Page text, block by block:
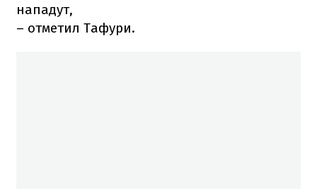
нападут,
– отметил Тафури.